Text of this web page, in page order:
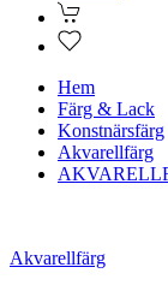
Hem
Färg & Lack
Konstnärsfärg
Akvarellfärg
Akvarellfärg